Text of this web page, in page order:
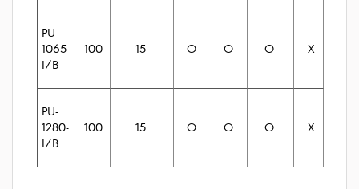
PU-
1065-
I/B
100 15 O O O X
PU-
1280-
I/B
100 15 O O O X